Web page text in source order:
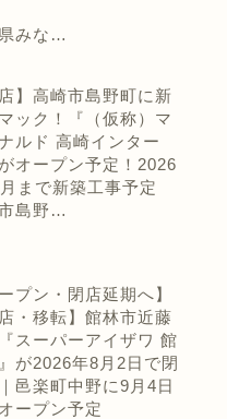
みな…
店】高崎市島野町に新
ック！『（仮称）マ
ルド 高崎インター
オープン予定！2026
まで新築工事予定
島野…
ープン・閉店延期へ】
店・移転】館林市近藤
スーパーアイザワ 館
が2026年8月2日で閉
邑楽町中野に9月4日
ープン予定